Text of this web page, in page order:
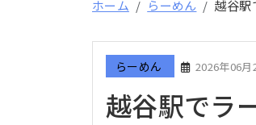
ホーム らーめん 越谷駅
らーめん 2026年06月
越谷駅でラ